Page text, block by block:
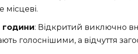
місцеві.
години: Відкритий виключно
голоснішими, а відчуття